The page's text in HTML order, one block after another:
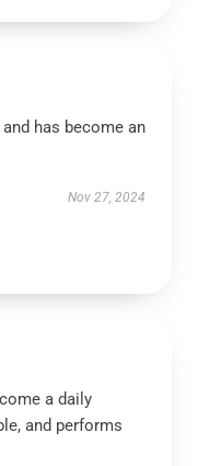
has become an
Nov 27, 2024
a daily
and performs